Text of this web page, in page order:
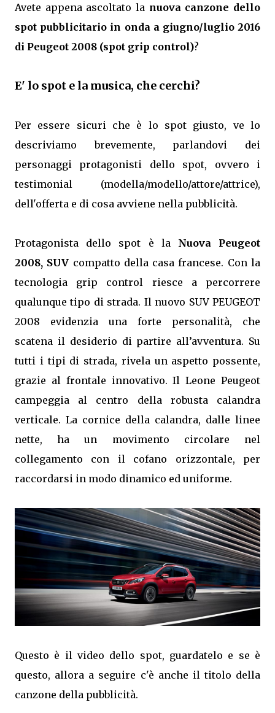
Avete appena ascoltato la nuova canzone dello
spot pubblicitario in onda a giugno/luglio 2016
di Peugeot 2008 (spot grip control)?
E' lo spot e la musica, che cerchi?
Per essere sicuri che è lo spot giusto, ve lo
descriviamo brevemente, parlandovi dei
personaggi protagonisti dello spot, ovvero i
testimonial (modella/modello/attore/attrice),
dell'offerta e di cosa avviene nella pubblicità.
Protagonista dello spot è la Nuova Peugeot
2008, SUV compatto della casa francese. Con la
tecnologia grip control riesce a percorrere
qualunque tipo di strada. Il nuovo SUV PEUGEOT
2008 evidenzia una forte personalità, che
scatena il desiderio di partire all’avventura. Su
tutti i tipi di strada, rivela un aspetto possente,
grazie al frontale innovativo. Il Leone Peugeot
campeggia al centro della robusta calandra
verticale. La cornice della calandra, dalle linee
nette, ha un movimento circolare nel
collegamento con il cofano orizzontale, per
raccordarsi in modo dinamico ed uniforme.
Questo è il video dello spot, guardatelo e se è
questo, allora a seguire c'è anche il titolo della
canzone della pubblicità.